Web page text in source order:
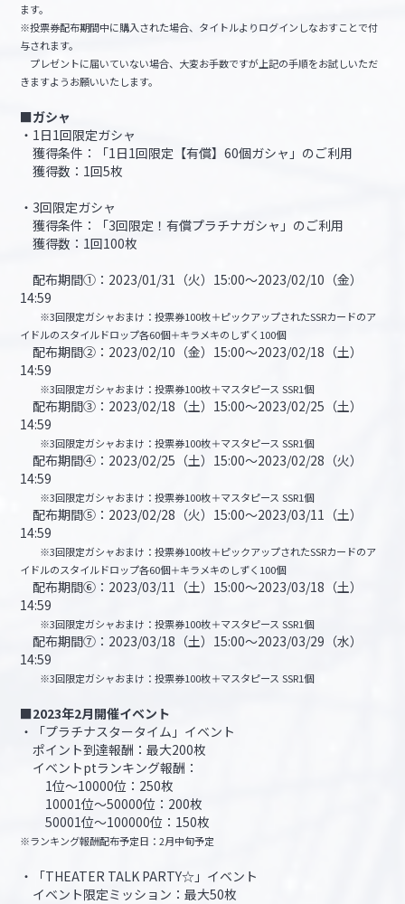
ます。
※投票券配布期間中に購入された場合、タイトルよりログインしなおすことで付
与されます。
プレゼントに届いていない場合、大変お手数ですが上記の手順をお試しいただ
きますようお願いいたします。
■ガシャ
・1日1回限定ガシャ
獲得条件：「1日1回限定【有償】60個ガシャ」のご利用
獲得数：1回5枚
・3回限定ガシャ
獲得条件：「3回限定！有償プラチナガシャ」のご利用
獲得数：1回100枚
配布期間①：2023/01/31（火）15:00～2023/02/10（金）
14:59
※3回限定ガシャおまけ：投票券100枚＋ピックアップされたSSRカードのア
イドルのスタイルドロップ各60個＋キラメキのしずく100個
配布期間②：2023/02/10（金）15:00～2023/02/18（土）
14:59
※3回限定ガシャおまけ：投票券100枚＋マスタピース SSR1個
配布期間③：2023/02/18（土）15:00～2023/02/25（土）
14:59
※3回限定ガシャおまけ：投票券100枚＋マスタピース SSR1個
配布期間④：2023/02/25（土）15:00～2023/02/28（火）
14:59
※3回限定ガシャおまけ：投票券100枚＋マスタピース SSR1個
配布期間⑤：2023/02/28（火）15:00～2023/03/11（土）
14:59
※3回限定ガシャおまけ：投票券100枚＋ピックアップされたSSRカードのア
イドルのスタイルドロップ各60個＋キラメキのしずく100個
配布期間⑥：2023/03/11（土）15:00～2023/03/18（土）
14:59
※3回限定ガシャおまけ：投票券100枚＋マスタピース SSR1個
配布期間⑦：2023/03/18（土）15:00～2023/03/29（水）
14:59
※3回限定ガシャおまけ：投票券100枚＋マスタピース SSR1個
■2023年2月開催イベント
・「プラチナスタータイム」イベント
ポイント到達報酬：最大200枚
イベントptランキング報酬：
1位～10000位：250枚
10001位～50000位：200枚
50001位～100000位：150枚
※ランキング報酬配布予定日：2月中旬予定
・「THEATER TALK PARTY☆」イベント
イベント限定ミッション：最大50枚